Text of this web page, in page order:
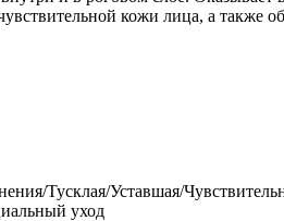
кожи лица, а также
Тусклая/Уставшая/
уход